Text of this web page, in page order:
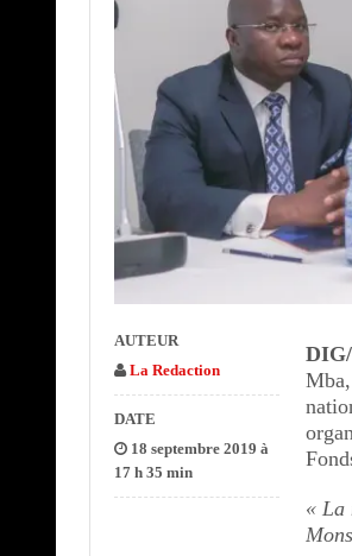
DIG/
« La
AUTEUR
La Redaction
DATE
18 septembre 2019 à
17 h 35 min